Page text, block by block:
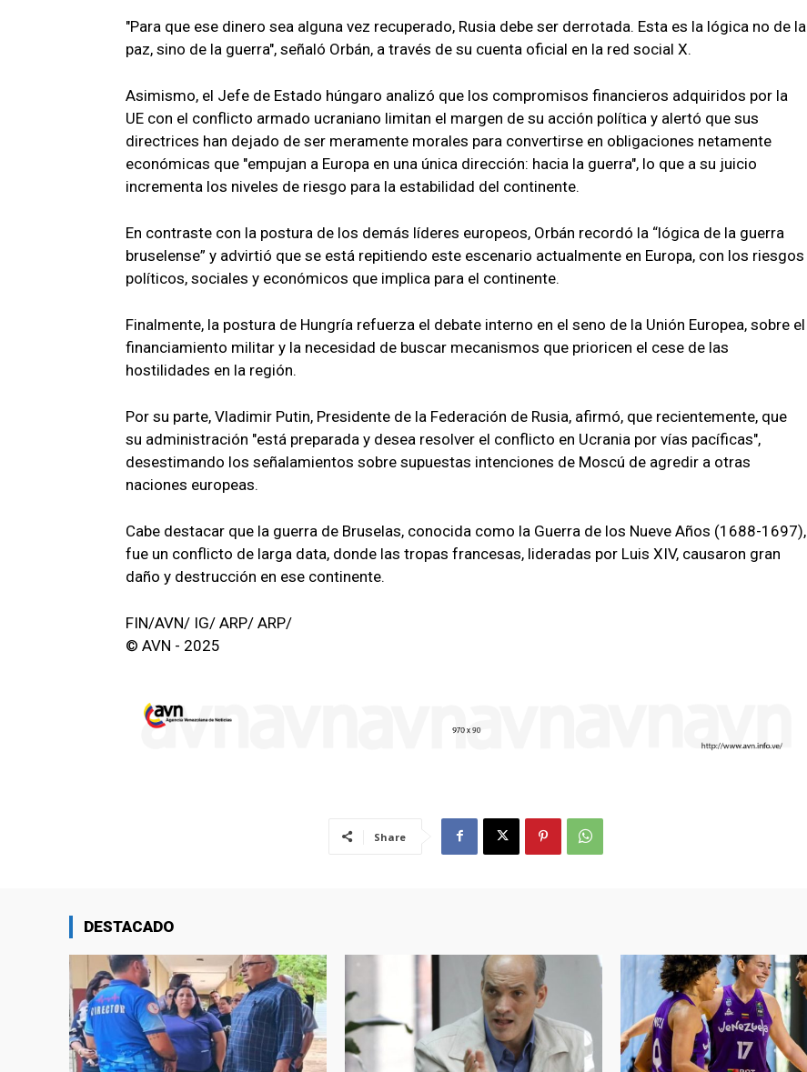
​"Para que ese dinero sea alguna vez recuperado, Rusia debe ser derrotada. Esta es la lógica no de la
paz, sino de la guerra", señaló Orbán, a través de su cuenta oficial en la red social X.
Asimismo, el Jefe de Estado húngaro analizó que los compromisos financieros adquiridos por la
UE con el conflicto armado ucraniano limitan el margen de su acción política y alertó que sus
directrices han dejado de ser meramente morales para convertirse en obligaciones netamente
económicas que "empujan a Europa en una única dirección: hacia la guerra", lo que a su juicio
incrementa los niveles de riesgo para la estabilidad del continente.
​En contraste con la postura de los demás líderes europeos, Orbán recordó la “lógica de la guerra
bruselense” y advirtió que se está repitiendo este escenario actualmente en Europa, con los riesgos
políticos, sociales y económicos que implica para el continente.
Finalmente, la postura de Hungría refuerza el debate interno en el seno de la Unión Europea, sobre el
financiamiento militar y la necesidad de buscar mecanismos que prioricen el cese de las
hostilidades en la región.
Por su parte, Vladimir Putin, Presidente de la Federación de Rusia, afirmó, que recientemente, que
su administración "está preparada y desea resolver el conflicto en Ucrania por vías pacíficas",
desestimando los señalamientos sobre supuestas intenciones de Moscú de agredir a otras
naciones europeas.
Cabe destacar que la guerra de Bruselas, conocida como la Guerra de los Nueve Años (1688-1697),
fue un conflicto de larga data, donde las tropas francesas, lideradas por Luis XIV, causaron gran
daño y destrucción en ese continente.
FIN/AVN/ IG/ ARP/ ARP/
© AVN - 2025
Share
DESTACADO